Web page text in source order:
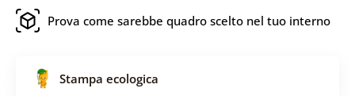
Prova come sarebbe quadro scelto nel tuo interno
Stampa ecologica